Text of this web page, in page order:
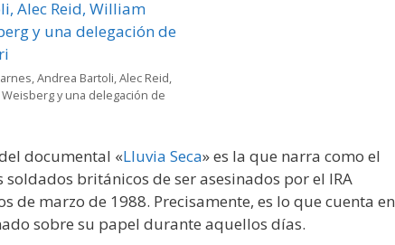
Andrea Bartoli, Alec Reid,
y una delegación de
documental «Lluvia Seca» es la que narra como el
británicos de ser asesinados por el IRA
de marzo de 1988. Precisamente, es lo que cuenta en
sobre su papel durante aquellos días.